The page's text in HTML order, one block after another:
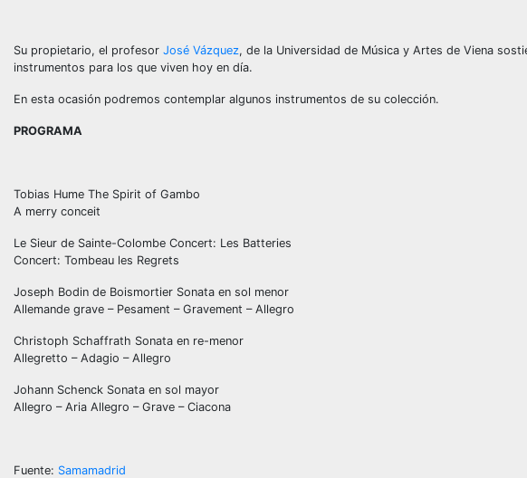
Su propietario, el profesor José Vázquez, de la Universidad de Música y Artes de Viena
instrumentos para los que viven hoy en día.
En esta ocasión podremos contemplar algunos instrumentos de su colección.
PROGRAMA
Tobias Hume The Spirit of Gambo
A merry conceit
Le Sieur de Sainte-Colombe Concert: Les Batteries
Concert: Tombeau les Regrets
Joseph Bodin de Boismortier Sonata en sol menor
Allemande grave – Pesament – Gravement – Allegro
Christoph Schaffrath Sonata en re-menor
Allegretto – Adagio – Allegro
Johann Schenck Sonata en sol mayor
Allegro – Aria Allegro – Grave – Ciacona
Fuente: Samamadrid